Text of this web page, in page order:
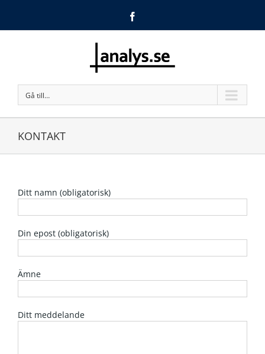
Gå till…
KONTAKT
Ditt namn (obligatorisk)
Din epost (obligatorisk)
Ämne
Ditt meddelande